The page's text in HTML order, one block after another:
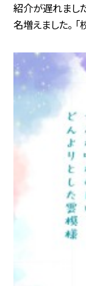
紹介が遅れまし
名増えました。